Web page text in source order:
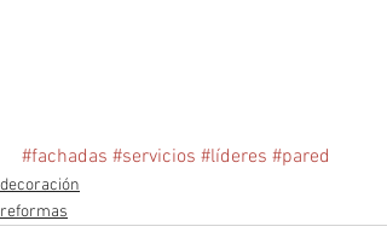
#fachadas #servicios #líderes #pared
decoración
reformas